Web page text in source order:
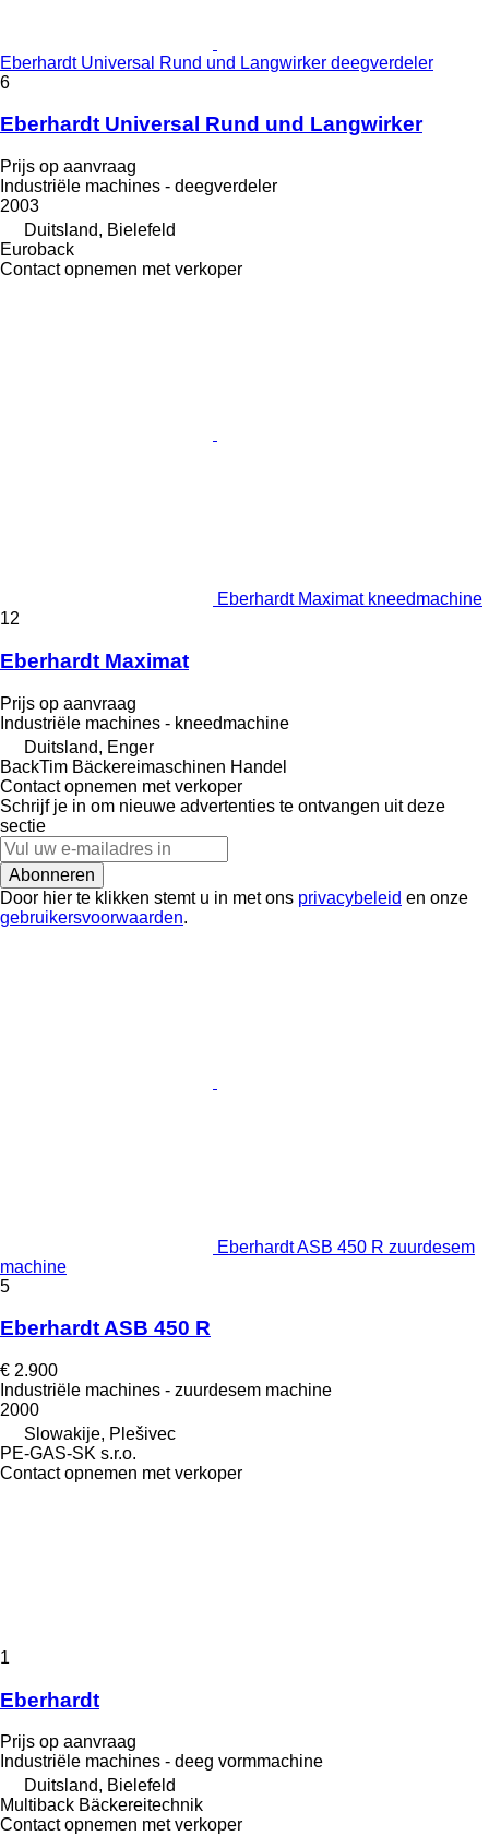
Eberhardt Universal Rund und Langwirker deegverdeler
6
Eberhardt Universal Rund und Langwirker
Prijs op aanvraag
Industriële machines - deegverdeler
2003
Duitsland, Bielefeld
Euroback
Contact opnemen met verkoper
Eberhardt Maximat kneedmachine
12
Eberhardt Maximat
Prijs op aanvraag
Industriële machines - kneedmachine
Duitsland, Enger
BackTim Bäckereimaschinen Handel
Contact opnemen met verkoper
Schrijf je in om nieuwe advertenties te ontvangen uit deze
sectie
Abonneren
Door hier te klikken stemt u in met ons privacybeleid en onze
gebruikersvoorwaarden.
Eberhardt ASB 450 R zuurdesem
machine
5
Eberhardt ASB 450 R
€ 2.900
Industriële machines - zuurdesem machine
2000
Slowakije, Plešivec
PE-GAS-SK s.r.o.
Contact opnemen met verkoper
1
Eberhardt
Prijs op aanvraag
Industriële machines - deeg vormmachine
Duitsland, Bielefeld
Multiback Bäckereitechnik
Contact opnemen met verkoper